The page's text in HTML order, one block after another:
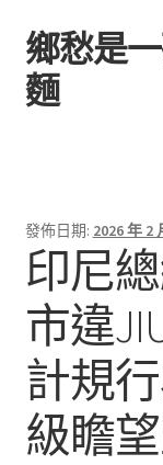
跳
至
導
跳
至
主
鄉愁是
麵
發佈日期: 2026 年 2
印尼
市違
計規
級瞻